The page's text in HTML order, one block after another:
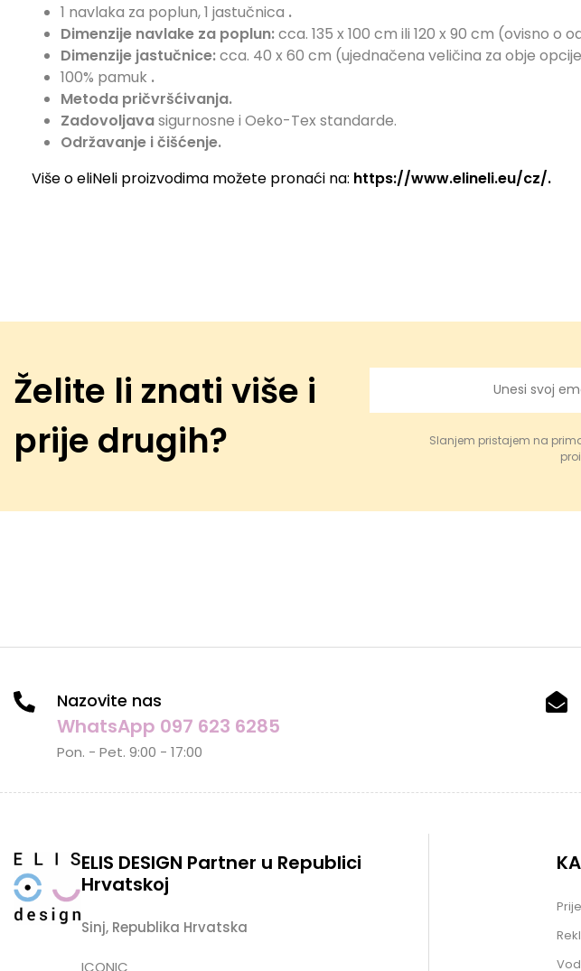
1 navlaka za poplun, 1 jastučnica .
Dimenzije navlake za poplun:cca. 135 x 100 cm ili 120 x 90 cm (ovisno
Dimenzije jastučnice:cca. 40 x 60 cm (ujednačena veličina za obje
100% pamuk .
Metoda pričvršćivanja.
Zadovoljavasigurnosne i Oeko-Tex standarde.
Održavanje i čišćenje.
Više o eliNeli proizvodima možete pronaći na: https://www.elineli.eu/cz/.
Želite li znati više i
prije drugih?
Slanjem pristajem na
Nazovite nas
WhatsApp 097 623 6285
Pon. - Pet. 9:00 - 17:00
ELIS DESIGN Partner u Republici
Hrvatskoj
Sinj, Republika Hrvatska
ICONIC